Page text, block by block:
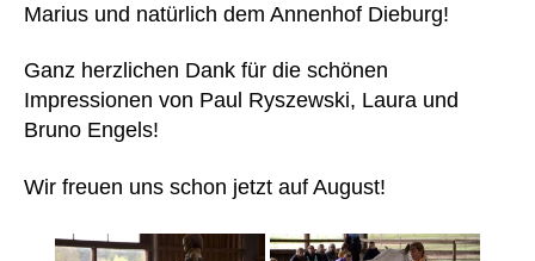
Marius und natürlich dem Annenhof Dieburg!
Ganz herzlichen Dank für die schönen
Impressionen von Paul Ryszewski, Laura und
Bruno Engels!
Wir freuen uns schon jetzt auf August!